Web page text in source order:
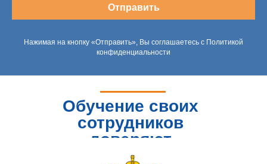
Отправить
Нажимая на кнопку «Отправить», Вы соглашаетесь с Политикой
конфиденциальности
Обучение своих
сотрудников
доверяют